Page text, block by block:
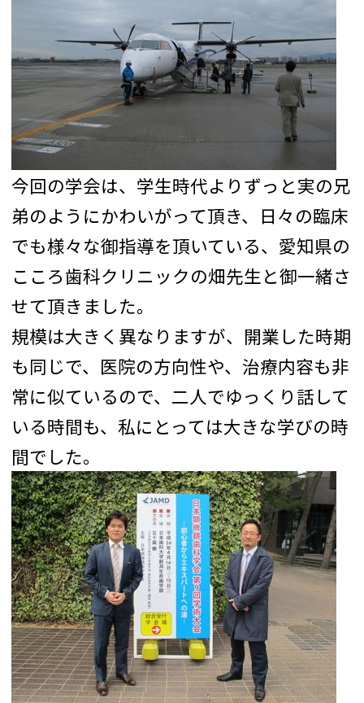
今回の学会は、学生時代よりずっと実の兄
弟のようにかわいがって頂き、日々の臨床
でも様々な御指導を頂いている、愛知県の
こころ歯科クリニックの畑先生と御一緒さ
せて頂きました。
規模は大きく異なりますが、開業した時期
も同じで、医院の方向性や、治療内容も非
常に似ているので、二人でゆっくり話して
いる時間も、私にとっては大きな学びの時
間でした。